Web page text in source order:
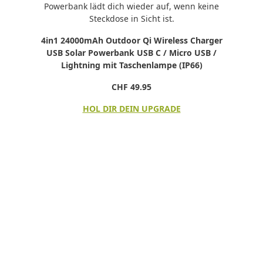
Powerbank lädt dich wieder auf, wenn keine
Steckdose in Sicht ist.
4in1 24000mAh Outdoor Qi Wireless Charger
USB Solar Powerbank USB C / Micro USB /
Lightning mit Taschenlampe (IP66)
CHF 49.95
HOL DIR DEIN UPGRADE